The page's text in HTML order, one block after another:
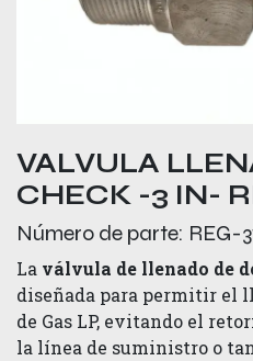
VALVULA
CHECK -3 IN-
Número de parte: REG-
La válvula de llenado de
diseñada para permitir el
de Gas LP, evitando el
la línea de suministro o